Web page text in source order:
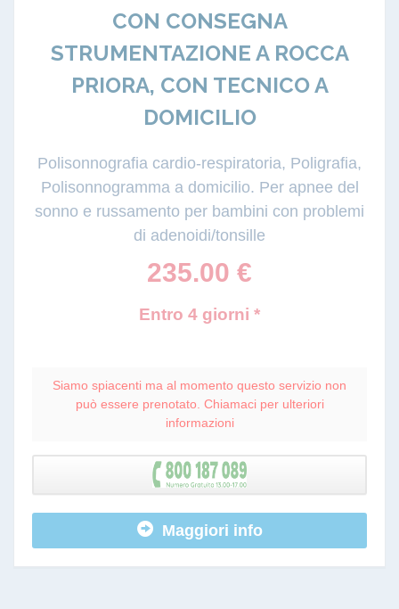
CON CONSEGNA
STRUMENTAZIONE A ROCCA
PRIORA, CON TECNICO A
DOMICILIO
Polisonnografia cardio-respiratoria, Poligrafia,
Polisonnogramma a domicilio. Per apnee del
sonno e russamento per bambini con problemi
di adenoidi/tonsille
235.00 €
Entro 4 giorni *
Siamo spiacenti ma al momento questo servizio non
può essere prenotato. Chiamaci per ulteriori
informazioni
Maggiori info